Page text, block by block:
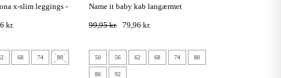
kr.
68 74 80
name it baby kab langærmet
99,95 kr. 79,96 kr.
50 56 62 68 74 80
86 92